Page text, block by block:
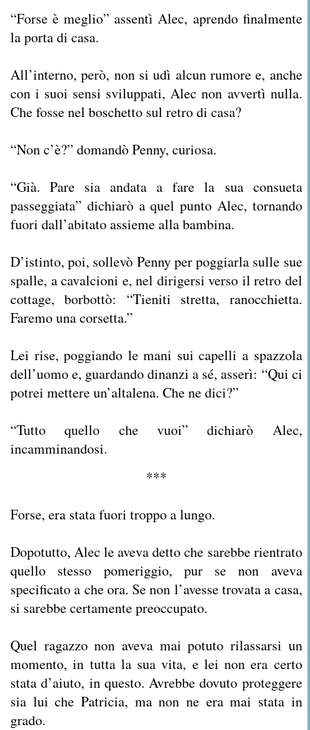
“Forse è meglio” assentì Alec, aprendo finalmente
la porta di casa.
All’interno, però, non si udì alcun rumore e, anche
con i suoi sensi sviluppati, Alec non avvertì nulla.
Che fosse nel boschetto sul retro di casa?
“Non c’è?” domandò Penny, curiosa.
“Già. Pare sia andata a fare la sua consueta
passeggiata” dichiarò a quel punto Alec, tornando
fuori dall’abitato assieme alla bambina.
D’istinto, poi, sollevò Penny per poggiarla sulle sue
spalle, a cavalcioni e, nel dirigersi verso il retro del
cottage, borbottò: “Tieniti stretta, ranocchietta.
Faremo una corsetta.”
Lei rise, poggiando le mani sui capelli a spazzola
dell’uomo e, guardando dinanzi a sé, asserì: “Qui ci
potrei mettere un’altalena. Che ne dici?”
“Tutto quello che vuoi” dichiarò Alec,
incamminandosi.
***
Forse, era stata fuori troppo a lungo.
Dopotutto, Alec le aveva detto che sarebbe rientrato
quello stesso pomeriggio, pur se non aveva
specificato a che ora. Se non l’avesse trovata a casa,
si sarebbe certamente preoccupato.
Quel ragazzo non aveva mai potuto rilassarsi un
momento, in tutta la sua vita, e lei non era certo
stata d’aiuto, in questo. Avrebbe dovuto proteggere
sia lui che Patricia, ma non ne era mai stata in
grado.